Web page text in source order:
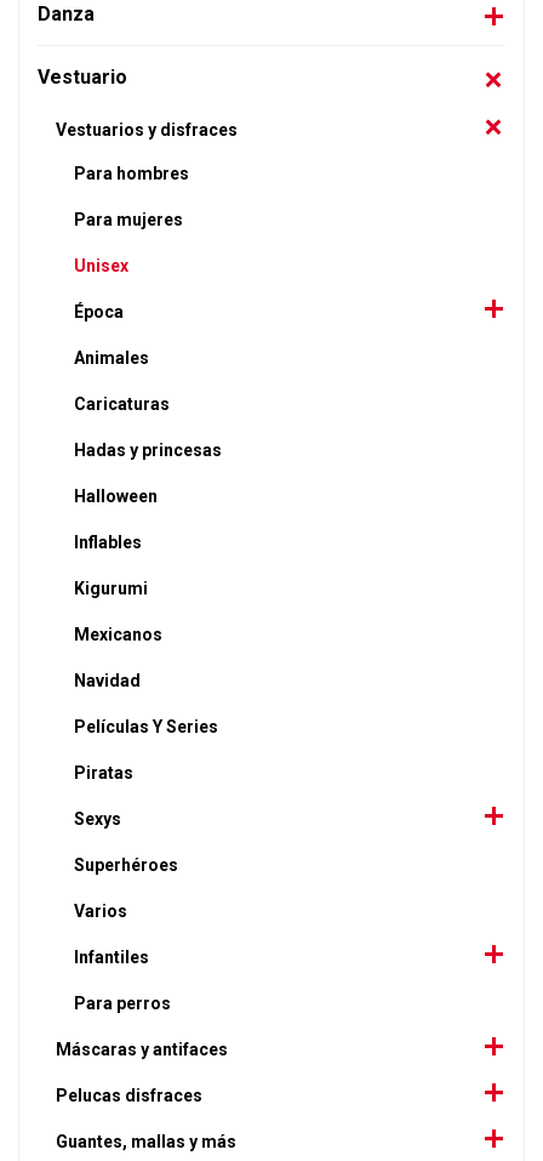
Danza
Vestuario
Vestuarios y disfraces
Para hombres
Para mujeres
Unisex
Época
Animales
Caricaturas
Hadas y princesas
Halloween
Inflables
Kigurumi
Mexicanos
Navidad
Películas Y Series
Piratas
Sexys
Superhéroes
Varios
Infantiles
Para perros
Máscaras y antifaces
Pelucas disfraces
Guantes, mallas y más